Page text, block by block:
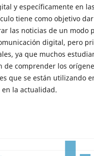
y específicamente en
tiene como objetivo
las noticias de un modo
digital, pero
ya que muchos
de comprender los
que se están utilizando
la actualidad.